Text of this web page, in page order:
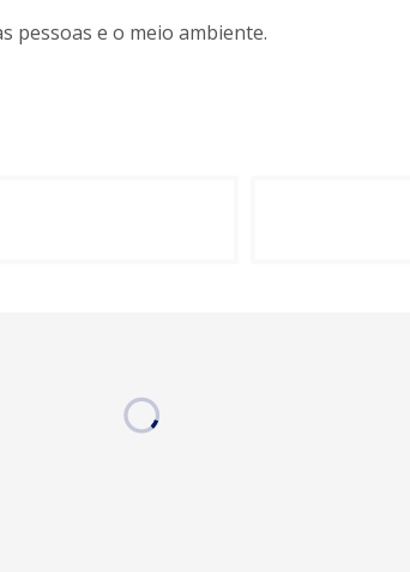
pessoas e o meio ambiente.